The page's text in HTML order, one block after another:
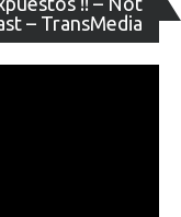
– TransMedia
de